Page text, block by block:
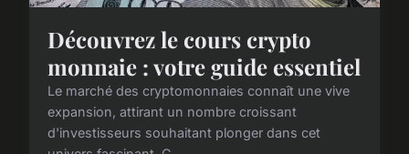
Découvrez le cours crypto
monnaie : votre guide essentiel
Le marché des cryptomonnaies connaît une vive
expansion, attirant un nombre croissant
d'investisseurs souhaitant plonger dans cet